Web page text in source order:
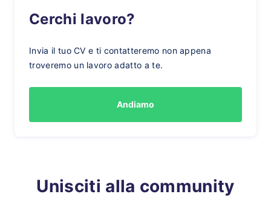
Cerchi lavoro?
Invia il tuo CV e ti contatteremo non appena
troveremo un lavoro adatto a te.
Andiamo
Unisciti alla community